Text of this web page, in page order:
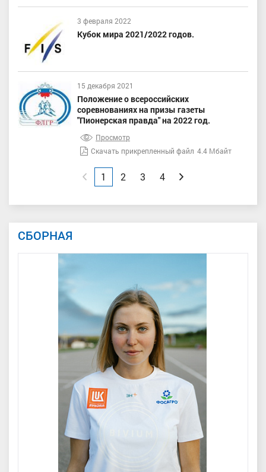
3 февраля 2022
Кубок мира 2021/2022 годов.
15 декабря 2021
Положение о всероссийских
соревнованиях на призы газеты
"Пионерская правда" на 2022 год.
Просмотр
Скачать прикрепленный файл 4.4 Мбайт
1 2 3 4 Вперед
СБОРНАЯ